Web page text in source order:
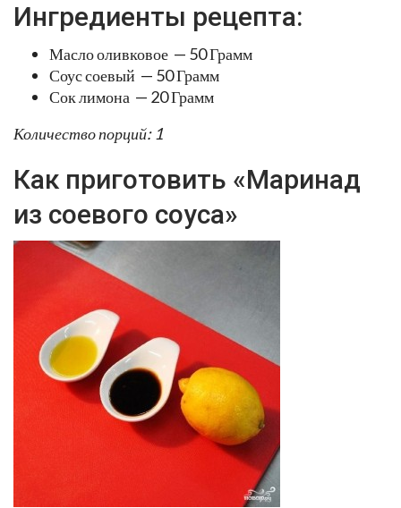
Ингредиенты рецепта:
Масло оливковое — 50 Грамм
Соус соевый — 50 Грамм
Сок лимона — 20 Грамм
Количество порций: 1
Как приготовить «Маринад
из соевого соуса»